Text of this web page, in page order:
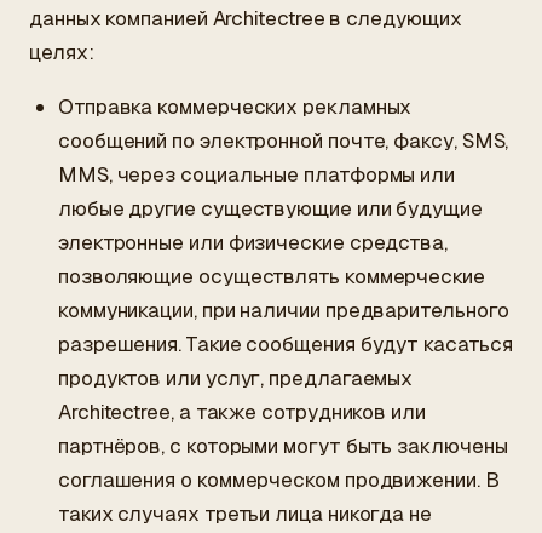
данных компанией Architectree в следующих
целях:
Отправка коммерческих рекламных
сообщений по электронной почте, факсу, SMS,
MMS, через социальные платформы или
любые другие существующие или будущие
электронные или физические средства,
позволяющие осуществлять коммерческие
коммуникации, при наличии предварительного
разрешения. Такие сообщения будут касаться
продуктов или услуг, предлагаемых
Architectree, а также сотрудников или
партнёров, с которыми могут быть заключены
соглашения о коммерческом продвижении. В
таких случаях третьи лица никогда не